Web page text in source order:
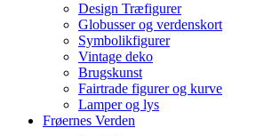
Design Træfigurer
Globusser og verdenskort
Symbolikfigurer
Vintage deko
Brugskunst
Fairtrade figurer og kurve
Lamper og lys
Frøernes Verden